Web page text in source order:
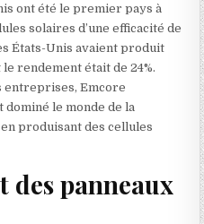
ont été le premier pays à
solaires d’une efficacité de
États-Unis avaient produit
rendement était de 24%.
entreprises, Emcore
le monde de la
produisant des cellules
des panneaux